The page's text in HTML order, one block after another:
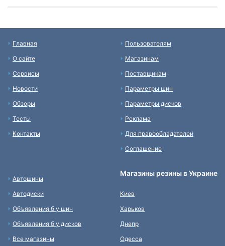
Главная
О сайте
Сервисы
Новости
Обзоры
Тесты
Контакты
Пользователям
Магазинам
Поставщикам
Параметры шин
Параметры дисков
Реклама
Для правообладателей
Соглашение
Автошины
Автодиски
Объявления б у шин
Объявления б у дисков
Все магазины
Магазины резины в Украине
Киев
Харьков
Днепр
Одесса